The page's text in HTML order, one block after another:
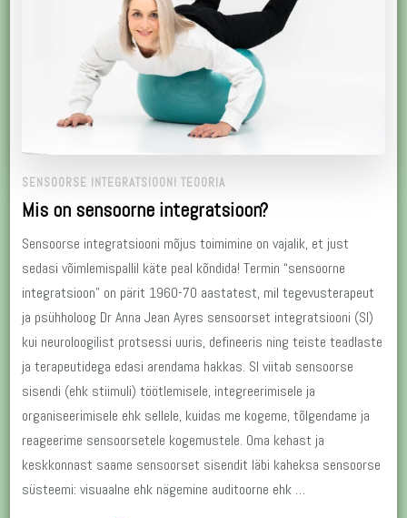
SENSOORSE INTEGRATSIOONI TEOORIA
Mis on sensoorne integratsioon?
Sensoorse integratsiooni mõjus toimimine on vajalik, et just
sedasi võimlemispallil käte peal kõndida! Termin “sensoorne
integratsioon” on pärit 1960-70 aastatest, mil tegevusterapeut
ja psühholoog Dr Anna Jean Ayres sensoorset integratsiooni (SI)
kui neuroloogilist protsessi uuris, defineeris ning teiste teadlaste
ja terapeutidega edasi arendama hakkas. SI viitab sensoorse
sisendi (ehk stiimuli) töötlemisele, integreerimisele ja
organiseerimisele ehk sellele, kuidas me kogeme, tõlgendame ja
reageerime sensoorsetele kogemustele. Oma kehast ja
keskkonnast saame sensoorset sisendit läbi kaheksa sensoorse
süsteemi: visuaalne ehk nägemine auditoorne ehk …